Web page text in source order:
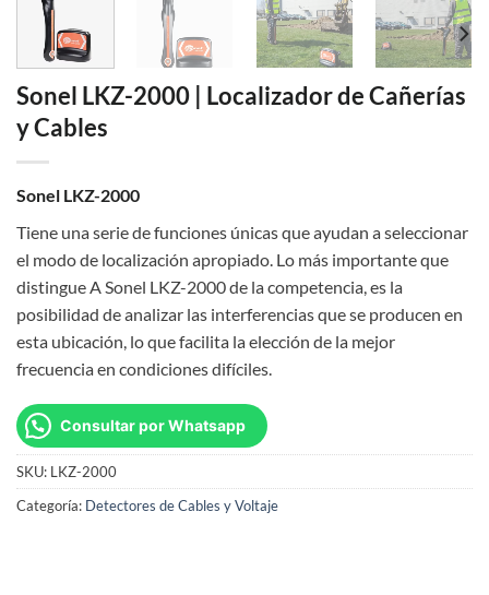
Sonel LKZ-2000 | Localizador de Cañerías
y Cables
Sonel LKZ-2000
Tiene una serie de funciones únicas que ayudan a seleccionar
el modo de localización apropiado. Lo más importante que
distingue A Sonel LKZ-2000 de la competencia, es la
posibilidad de analizar las interferencias que se producen en
esta ubicación, lo que facilita la elección de la mejor
frecuencia en condiciones difíciles.
Consultar por Whatsapp
SKU: LKZ-2000
Categoría: Detectores de Cables y Voltaje